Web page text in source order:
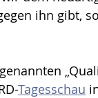
ihn gibt,
Tagesschau